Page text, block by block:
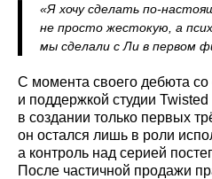
«Я хочу сделать по-
не просто жестокую, а
мы сделали с Ли в первом
С момента своего дебюта
и поддержкой студии
в создании только первых
он остался лишь в роли
а контроль над серией
После частичной продажи